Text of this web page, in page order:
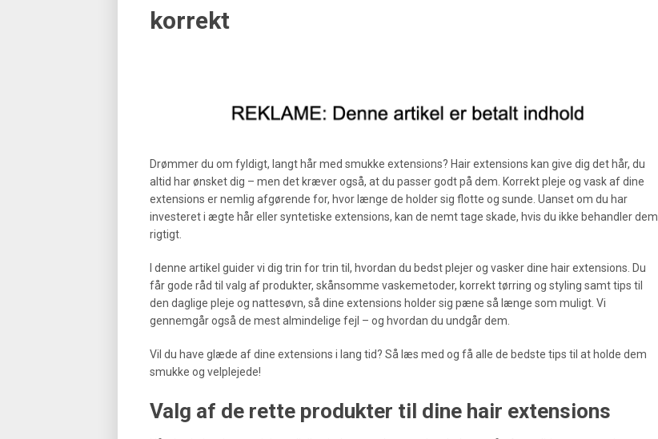
korrekt
Drømmer du om fyldigt, langt hår med smukke extensions? Hair extensions kan give dig det hår, du
altid har ønsket dig – men det kræver også, at du passer godt på dem. Korrekt pleje og vask af dine
extensions er nemlig afgørende for, hvor længe de holder sig flotte og sunde. Uanset om du har
investeret i ægte hår eller syntetiske extensions, kan de nemt tage skade, hvis du ikke behandler dem
rigtigt.
I denne artikel guider vi dig trin for trin til, hvordan du bedst plejer og vasker dine hair extensions. Du
får gode råd til valg af produkter, skånsomme vaskemetoder, korrekt tørring og styling samt tips til
den daglige pleje og nattesøvn, så dine extensions holder sig pæne så længe som muligt. Vi
gennemgår også de mest almindelige fejl – og hvordan du undgår dem.
Vil du have glæde af dine extensions i lang tid? Så læs med og få alle de bedste tips til at holde dem
smukke og velplejede!
Valg af de rette produkter til dine hair extensions